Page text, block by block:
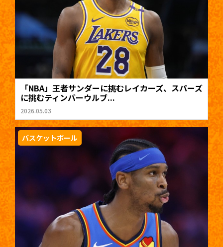
「NBA」王者サンダーに挑むレイカーズ、スパーズ
に挑むティンバーウルブ...
2026.05.03
バスケットボール